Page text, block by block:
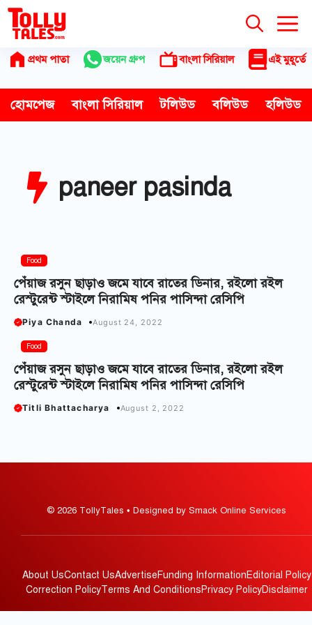
Skip
content
প্রথম পাতা জয়েন গ্রুপ বাংলা সিরিয়াল এই মুহূর্তে
হোমপেজ বাংলা সিরিয়াল টলিউড বলিউড হলিউড
paneer pasinda
Food
পেঁয়াজ রসুন ছাড়াও জমে যাবে রাতের ডিনার, রইলো রইল
রেস্টুরেন্ট স্টাইলে নিরামিষ পনির পাসিন্দা রেসিপি
Piya Chanda August 24, 2022
Food
পেঁয়াজ রসুন ছাড়াও জমে যাবে রাতের ডিনার, রইলো রইল
রেস্টুরেন্ট স্টাইলে নিরামিষ পনির পাসিন্দা রেসিপি
Titli Bhattacharya August 2, 2022
© 2026 TollyTales • Designed by Smack Online Services
About UsContact UsAdvertiseFunding InformationEditorial Policy
Correction PolicyTerms And ConditionsPrivacy PolicyDisclaimer